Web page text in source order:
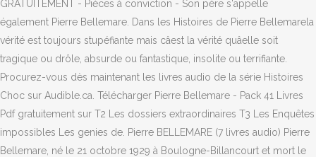
GRATUITEMENT - Pièces à conviction - Son père s'appelle
également Pierre Bellemare. Dans les Histoires de Pierre Bellemarela
vérité est toujours stupéfiante mais câest la vérité quâelle soit
tragique ou drôle, absurde ou fantastique, insolite ou terrifiante.
Procurez-vous dès maintenant les livres audio de la série Histoires
Choc sur Audible.ca. Télécharger Pierre Bellemare - Pack 41 Livres
Pdf gratuitement sur T2 Les dossiers extraordinaires T3 Les Enquêtes
impossibles Les genies de. Pierre BELLEMARE (7 livres audio) Pierre
Bellemare, né le 21 octobre 1929 à Boulogne-Billancourt et mort le